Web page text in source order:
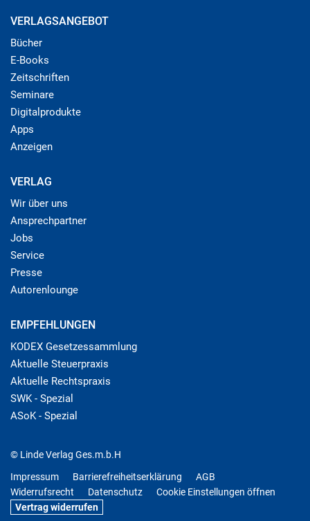
VERLAGSANGEBOT
Bücher
E-Books
Zeitschriften
Seminare
Digitalprodukte
Apps
Anzeigen
VERLAG
Wir über uns
Ansprechpartner
Jobs
Service
Presse
Autorenlounge
EMPFEHLUNGEN
KODEX Gesetzessammlung
Aktuelle Steuerpraxis
Aktuelle Rechtspraxis
SWK - Spezial
ASoK - Spezial
© Linde Verlag Ges.m.b.H
Impressum
Barrierefreiheitserklärung
AGB
Widerrufsrecht
Datenschutz
Cookie Einstellungen öffnen
Vertrag widerrufen